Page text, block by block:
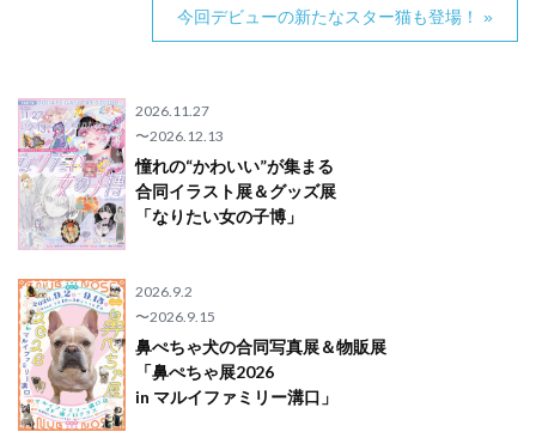
今回デビューの新たなスター猫も登場！ »
2026.11.27
〜2026.12.13
憧れの“かわいい”が集まる
合同イラスト展＆グッズ展
「なりたい女の子博」
2026.9.2
〜2026.9.15
鼻ぺちゃ犬の合同写真展＆物販展
「鼻ぺちゃ展2026
in マルイファミリー溝口」